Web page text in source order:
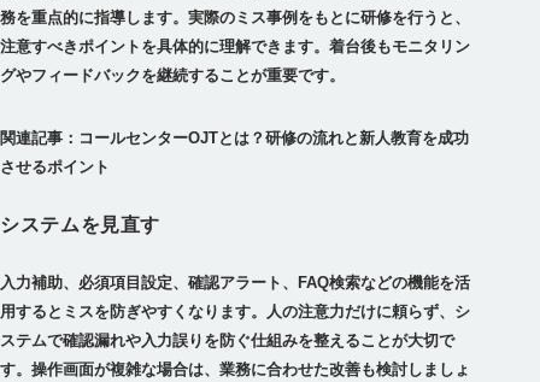
務を重点的に指導します。実際のミス事例をもとに研修を行うと、
注意すべきポイントを具体的に理解できます。着台後もモニタリン
グやフィードバックを継続することが重要です。
関連記事：コールセンターOJTとは？研修の流れと新人教育を成功
させるポイント
システムを見直す
入力補助、必須項目設定、確認アラート、FAQ検索などの機能を活
用するとミスを防ぎやすくなります。人の注意力だけに頼らず、シ
ステムで確認漏れや入力誤りを防ぐ仕組みを整えることが大切で
す。操作画面が複雑な場合は、業務に合わせた改善も検討しましょ